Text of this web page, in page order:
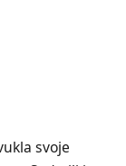
svoje